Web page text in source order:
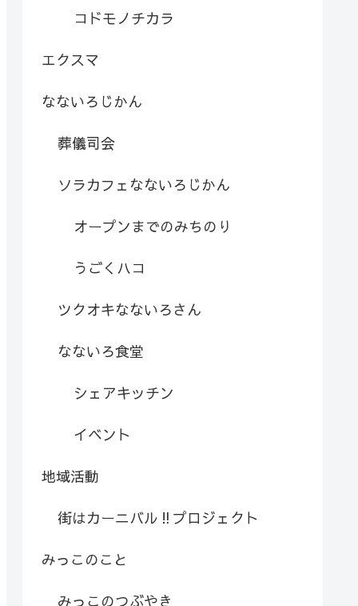
コドモノチカラ
エクスマ
なないろじかん
葬儀司会
ソラカフェなないろじかん
オープンまでのみちのり
うごくハコ
ツクオキなないろさん
なないろ食堂
シェアキッチン
イベント
地域活動
街はカーニバル‼︎プロジェクト
みっこのこと
みっこのつぶやき